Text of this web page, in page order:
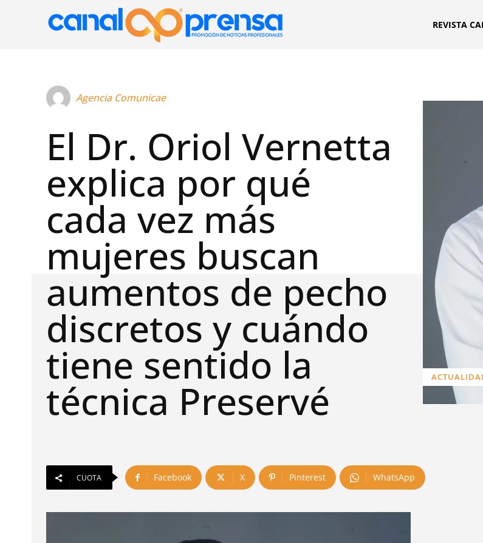
REVISTA
Agencia Comunicae
El Dr. Oriol Vernetta
explica por qué
cada vez más
mujeres buscan
aumentos de pecho
discretos y cuándo
tiene sentido la
técnica Preservé
CUOTA Facebook X Pinterest WhatsApp